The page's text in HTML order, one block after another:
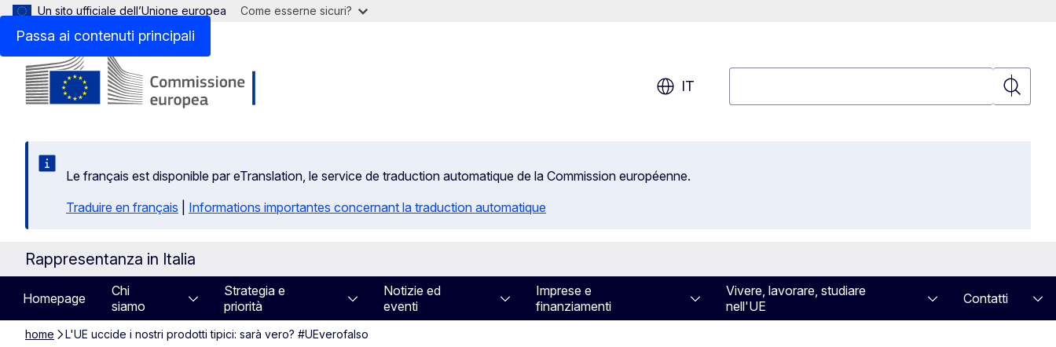
Passa ai contenuti principali
Un sito ufficiale dell’Unione europea Come esserne sicuri?
IT
Cerca
Le français est disponible par eTranslation, le service de traduction automatique de la Commission européenne.
Traduire en français
Informations importantes concernant la traduction automatique
Rappresentanza in Italia
Homepage
Chi
siamo
Strategia e
priorità
Notizie ed
eventi
Imprese e
finanziamenti
Vivere, lavorare, studiare
nell'UE
Contatti
home L'UE uccide i nostri prodotti tipici: sarà vero? #UEverofalso